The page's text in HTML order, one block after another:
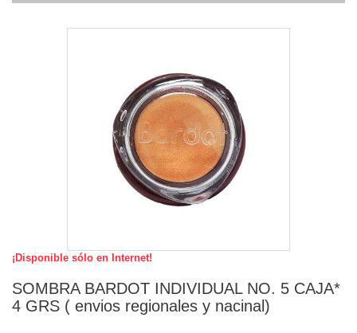
¡Disponible sólo en Internet!
SOMBRA BARDOT INDIVIDUAL NO. 5 CAJA*
4 GRS ( envios regionales y nacinal)